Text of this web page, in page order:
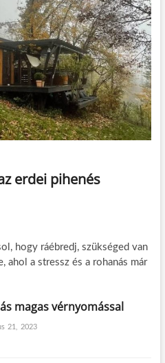
erdei pihenés
hogy ráébredj, szükséged van
ahol a stressz és a rohanás már
magas vérnyomással
21, 2023